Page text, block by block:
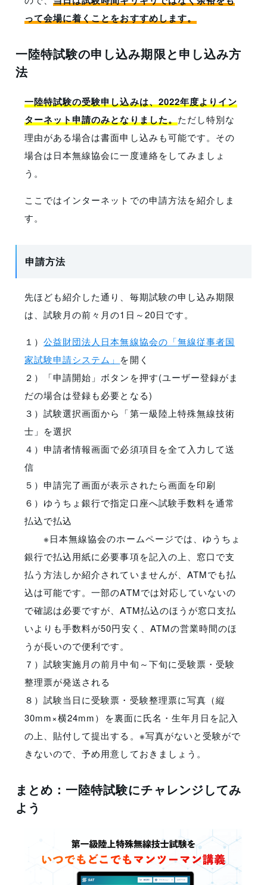
って会場に着くことをおすすめします。
一陸特試験の申し込み期限と申し込み方
法
一陸特試験の受験申し込みは、2022年度よりイン
ターネット申請のみとなりました。ただし特別な
理由がある場合は書面申し込みも可能です。その
場合は日本無線協会に一度連絡をしてみましょ
う。
ここではインターネットでの申請方法を紹介しま
す。
申請方法
先ほども紹介した通り、毎期試験の申し込み期限
は、試験月の前々月の1日～20日です。
１）公益財団法人日本無線協会の「無線従事者国
家試験申請システム」 を開く
２）「申請開始」ボタンを押す(ユーザー登録がま
だの場合は登録も必要となる)
３）試験選択画面から「第一級陸上特殊無線技術
士」を選択
４）申請者情報画面で必須項目を全て入力して送
信
５）申請完了画面が表示されたら画面を印刷
６）ゆうちょ銀行で指定口座へ試験手数料を通常
払込で払込
※日本無線協会のホームページでは、ゆうちょ
銀行で払込用紙に必要事項を記入の上、窓口で支
払う方法しか紹介されていませんが、ATMでも払
込は可能です。一部のATMでは対応していないの
で確認は必要ですが、ATM払込のほうが窓口支払
いよりも手数料が50円安く、ATMの営業時間のほ
うが長いので便利です。
７）試験実施月の前月中旬～下旬に受験票・受験
整理票が発送される
８）試験当日に受験票・受験整理票に写真（縦
30mm×横24mm）を裏面に氏名・生年月日を記入
の上、貼付して提出する。※写真がないと受験がで
きないので、予め用意しておきましょう。
まとめ：一陸特試験にチャレンジしてみ
よう